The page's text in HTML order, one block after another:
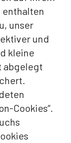
enthalten
unser
und
kleine
abgelegt
Cookies“.